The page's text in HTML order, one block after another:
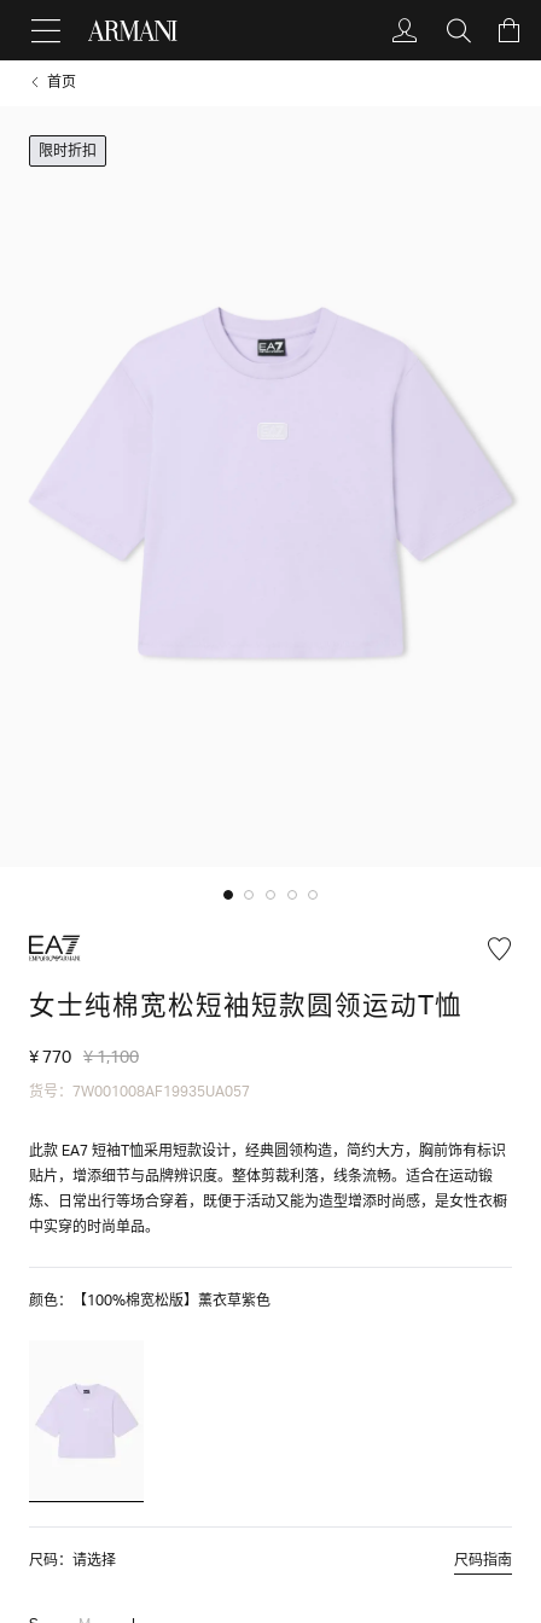
首页
限时折扣
女士纯棉宽松短袖短款圆领运动T恤
¥ 770 ¥ 1,100
货号：7W001008AF19935UA057
此款 EA7 短袖T恤采用短款设计，经典圆领构造，简约大方，胸前饰有标识
贴片，增添细节与品牌辨识度。整体剪裁利落，线条流畅。适合在运动锻
炼、日常出行等场合穿着，既便于活动又能为造型增添时尚感，是女性衣橱
中实穿的时尚单品。
颜色：【100%棉宽松版】薰衣草紫色
尺码：请选择 尺码指南